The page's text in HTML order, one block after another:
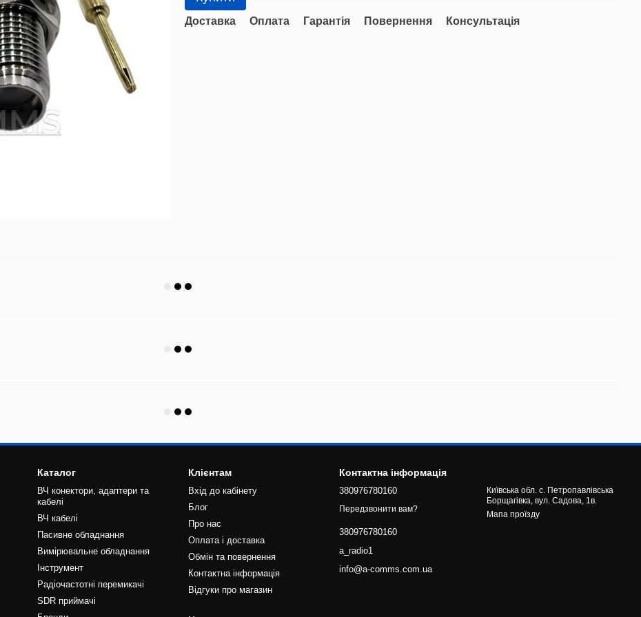
Доставка Оплата Гарантія Повернення Консультація
Каталог
ВЧ конектори, адаптери та
кабелі
ВЧ кабелі
Пасивне обладнання
Вимірювальне обладнання
Інструмент
Радіочастотні перемикачі
SDR приймачі
Клієнтам
Вхід до кабінету
Блог
Про нас
Оплата і доставка
Обмін та повернення
Контактна інформація
Відгуки про магазин
Контактна інформація
380976780160
Передзвонити вам?
380976780160
a_radio1
info@a-comms.com.ua
Київська обл. с. Петропавлівська
Борщагівка, вул. Садова, 1в.
Мапа проїзду